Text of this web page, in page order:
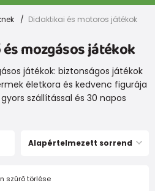
Didaktikai és motoros játékok
mozgásos játékok
játékok: biztonságos játékok
életkora és kedvenc figurája
szállítással és 30 napos
Alapértelmezett sorrend
szûrõ törlése